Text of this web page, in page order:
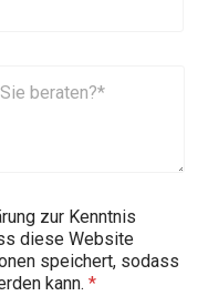
zur Kenntnis
diese Website
speichert, sodass
kann. *